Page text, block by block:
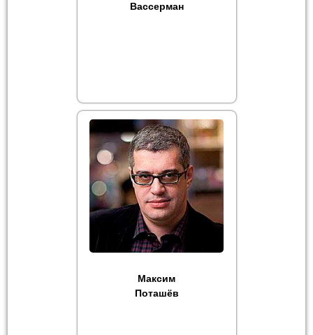
Вассерман
Максим
Поташёв